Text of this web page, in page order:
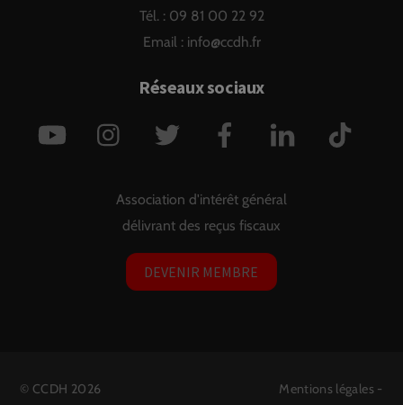
Tél. : 09 81 00 22 92
Email : info@ccdh.fr
Réseaux sociaux
YouTube Instagram Twitter Facebook LinkedIn
Association d'intérêt général
délivrant des reçus fiscaux
DEVENIR MEMBRE
© CCDH 2026 Mentions légales -